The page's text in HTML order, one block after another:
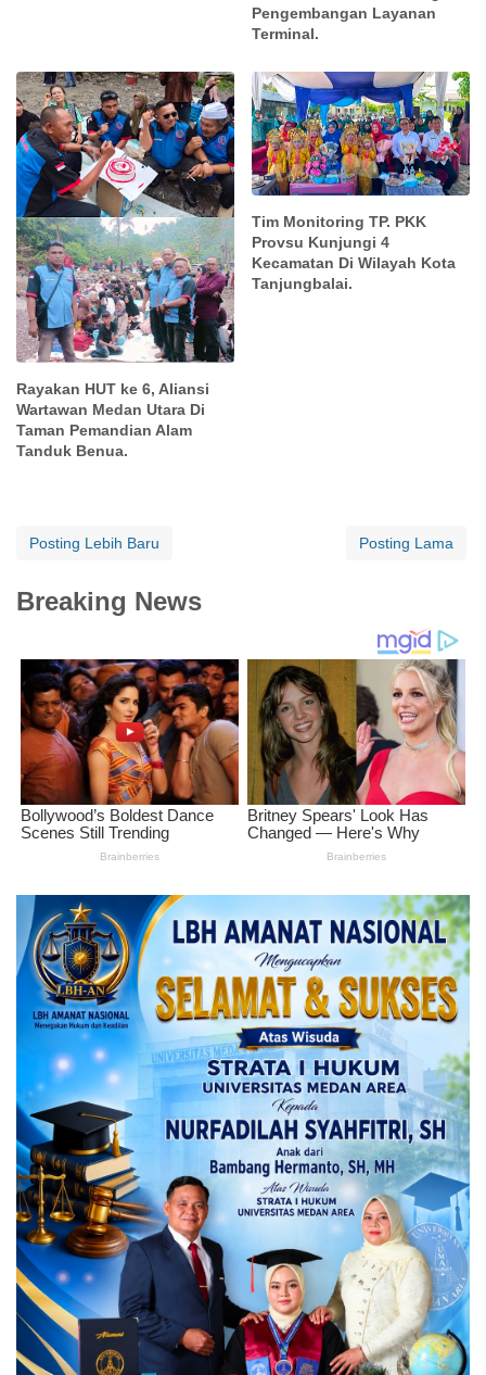
Pengembangan Layanan
Terminal.
Rayakan HUT ke 6, Aliansi
Wartawan Medan Utara Di
Taman Pemandian Alam
Tanduk Benua.
Tim Monitoring TP. PKK
Provsu Kunjungi 4
Kecamatan Di Wilayah Kota
Tanjungbalai.
Posting Lebih Baru Posting Lama
Breaking News